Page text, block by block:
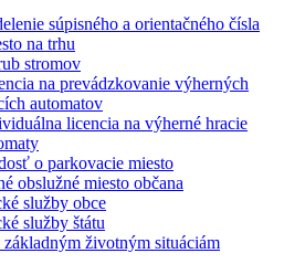
súpisného a orientačného čísla
na trhu
stromov
na prevádzkovanie výherných
automatov
licencia na výherné hracie
o parkovacie miesto
obslužné miesto občana
služby obce
služby štátu
životným situáciám